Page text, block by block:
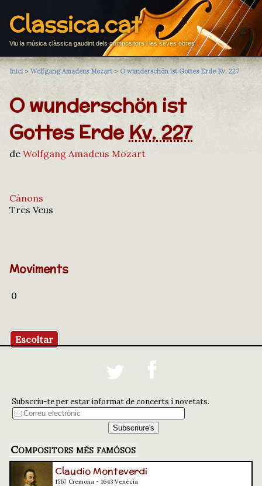
Classica.cat
Viu la música clàssica gaudint dels compositors i les seves obres
Inici > Wolfgang Amadeus Mozart> O wunderschön ist Gottes Erde Kv. 227
O wunderschön ist
Gottes Erde Kv. 227
de Wolfgang Amadeus Mozart
Cànons
Tres Veus
Moviments
0
Escoltar
Subscriu-te per estar informat de concerts i novetats.
Compositors més famósos
Claudio Monteverdi
1567 Cremona - 1643 Venècia